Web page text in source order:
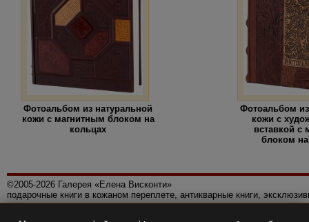
Фотоальбом из натуральной
кожи с магнитным блоком на
кольцах
Фотоальбом
кожи с
вставкой с
блоком
©2005-2026 Галерея «Елена Висконти»
подарочные книги в кожаном переплете, антикварные книги,